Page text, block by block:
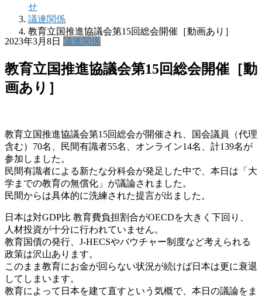
せ
議連関係
教育立国推進協議会第15回総会開催［動画あり］
2023年3月8日 議連関係
教育立国推進協議会第15回総会開催［動
画あり］
教育立国推進協議会第15回総会が開催され、国会議員（代理
含む）70名、民間有識者55名、オンライン14名、計139名が
参加しました。
民間有識者による新たな分科会が発足した中で、本日は「大
学までの教育の無償化」が議論されました。
民間からは具体的に洗練された提言が出ました。
日本は対GDP比 教育費負担割合がOECDを大きく下回り、
人材投資が十分に行われていません。
教育国債の発行、J-HECSやバウチャー制度など考えられる
政策は沢山あります。
このまま教育にお金が回らない状況が続けば日本は更に衰退
してしまいます。
教育によって日本を建て直すという気概で、本日の議論をま